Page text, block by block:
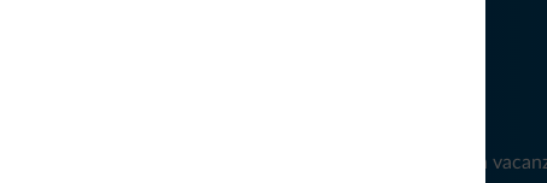
Riceverai informazioni, offerte esclusive e news per la tua